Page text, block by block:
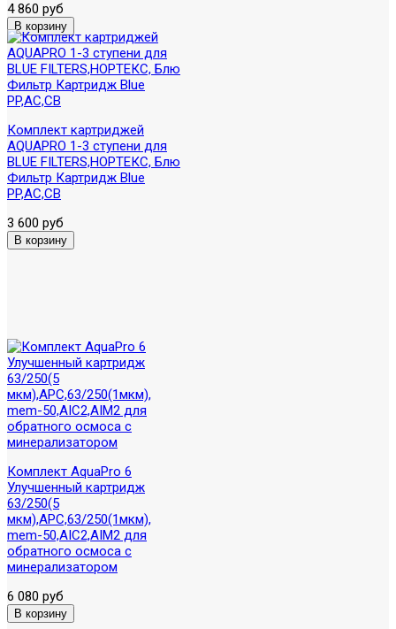
4 860 руб
Комплект картриджей
AQUAPRO 1-3 ступени для
BLUE FILTERS,НОРТЕКС, Блю
Фильтр Картридж Blue
PP,AC,CB
3 600 руб
Комплект AquaPro 6
Улучшенный картридж
63/250(5
мкм),APC,63/250(1мкм),
mem-50,AIC2,AIM2 для
обратного осмоса с
минерализатором
6 080 руб